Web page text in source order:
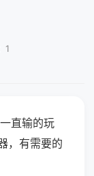
1
直输的玩
，有需要的